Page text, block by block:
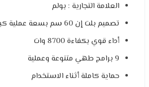
العلامة التجارية : بولم
تصميم بلت إن 60 سم بسعة عملية كبيرة
أداء قوي بكفاءة 8700 وات
9 برامج طهي متنوعة وعملية
حماية كاملة أثناء الاستخدام